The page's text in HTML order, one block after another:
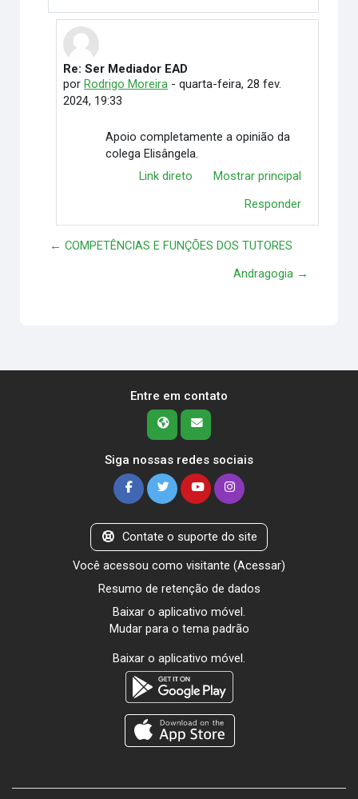
Em resposta à Elisângela Meire de Almeida
Re: Ser Mediador EAD
por Rodrigo Moreira -quarta-feira, 28 fev.
2024, 19:33
Apoio completamente a opinião da
colega Elisângela.
Link direto
Mostrar principal
Responder
← COMPETÊNCIAS E FUNÇÕES DOS TUTORES
Andragogia →
Entre em contato
Siga nossas redes sociais
Contate o suporte do site
Você acessou como visitante (Acessar)
Resumo de retenção de dados
Baixar o aplicativo móvel.
Mudar para o tema padrão
Baixar o aplicativo móvel.